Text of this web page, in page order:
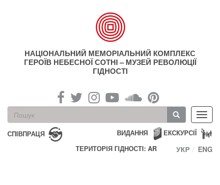
НАЦІОНАЛЬНИЙ МЕМОРІАЛЬНИЙ КОМПЛЕКС
ГЕРОЇВ НЕБЕСНОЇ СОТНІ – МУЗЕЙ РЕВОЛЮЦІЇ
ГІДНОСТІ
Пошукова
форма
Пошук
СПІВПРАЦЯ ЕКСКУРСІЇ
ВИДАННЯ
ТЕРИТОРІЯ ГІДНОСТІ: AR
УКР ENG